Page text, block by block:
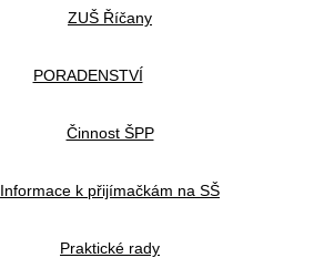
ZUŠ Říčany
PORADENSTVÍ
Činnost ŠPP
Informace k přijímačkám na SŠ
Praktické rady